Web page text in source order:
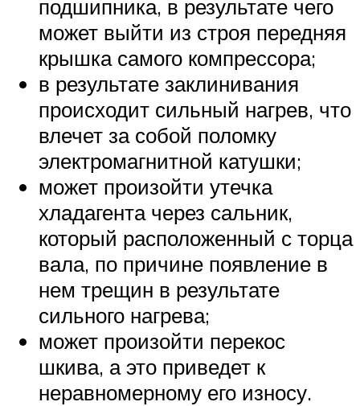
подшипника, в результате чего
может выйти из строя передняя
крышка самого компрессора;
в результате заклинивания
происходит сильный нагрев, что
влечет за собой поломку
электромагнитной катушки;
может произойти утечка
хладагента через сальник,
который расположенный с торца
вала, по причине появление в
нем трещин в результате
сильного нагрева;
может произойти перекос
шкива, а это приведет к
неравномерному его износу.